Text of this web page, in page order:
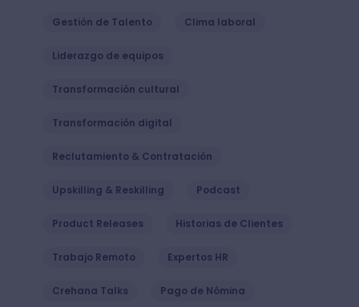
Gestión de Talento Clima laboral
Liderazgo de equipos
Transformación cultural
Transformación digital
Reclutamiento & Contratación
Upskilling & Reskilling Podcast
Product Releases Historias de Clientes
Trabajo Remoto Expertos HR
Crehana Talks Pago de Nómina